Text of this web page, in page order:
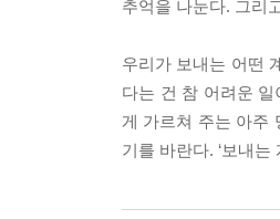
추억을 나눈다. 그리
우리가 보내는 어떤
다는 건 참 어려운
게 가르쳐 주는 아주
기를 바란다. ‘보내